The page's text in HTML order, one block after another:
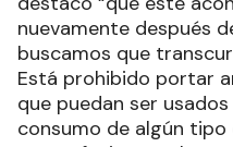
nuevamente después
buscamos que
Está prohibido portar
que puedan ser
consumo de algún tipo